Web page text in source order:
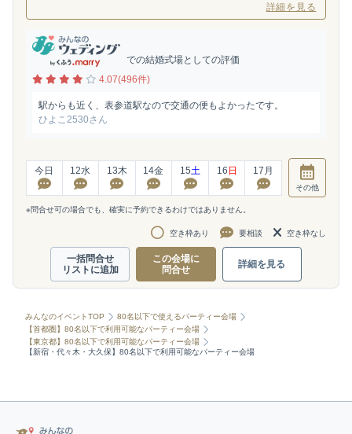
詳細を見る
での結婚式場としての評価
4.07(496件)
駅からも近く、表参道駅なので交通の便もよかったです。
ひよこ2530さん
今日 12水 13木 14金 15土 16 日 17 月
その他
※問合せ可の場合でも、確実に予約できるわけではありません。
空き枠あり 要相談 空き枠なし
一括問合せ
リストに追加
この会場に
問合せ
詳細を見る
みんなのイベントTOP
80名以下で使えるパーティー会場
【首都圏】80名以下で利用可能なパーティー会場
【東京都】80名以下で利用可能なパーティー会場
【新宿・代々木・大久保】80名以下で利用可能なパーティー会場